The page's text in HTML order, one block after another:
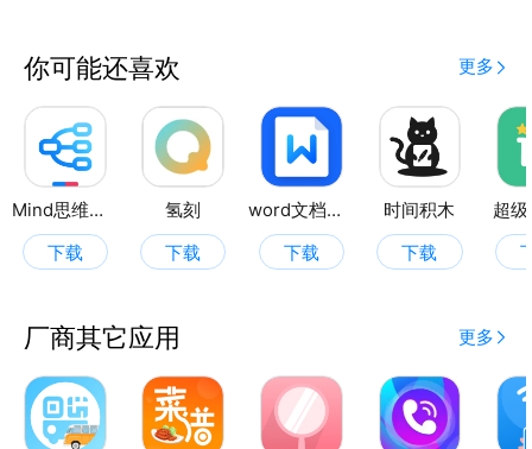
你可能还喜欢 更多
Mind思维导图
下载
氢刻
下载
word文档全能王
下载
时间积木
下载
超
厂商其它应用 更多